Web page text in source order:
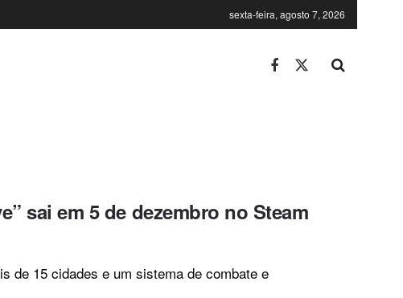
sexta-feira, agosto 7, 2026
sai em 5 de dezembro no Steam
de 15 cidades e um sistema de combate e